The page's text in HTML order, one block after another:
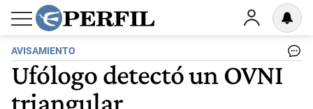
AVISAMIENTO
Ufólogo detectó un OVNI
triangular